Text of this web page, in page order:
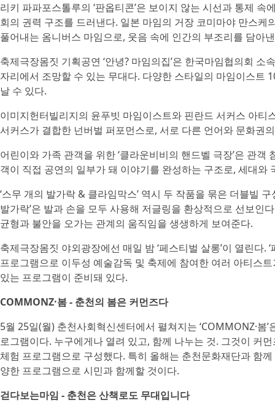
리키 파파포스톨루의 ‘판옵티콘’은 보이지 않는 시선과 통제
회의 권력 구조를 드러낸다. 일본 마임의 거장 코미마야 만스케
풀어내는 옴니버스 마임으로, 웃음 속에 인간의 부조리를 담아
축제극장몸짓 기획공연 ‘안녕? 마임의집’은 한국마임협의회
자리에서 조망할 수 있는 무대다. 다양한 스타일의 마임이스트
날 수 있다.
이미지헌터빌리지의 윤푸빗 마임이스트와 핀란드 서커스 아티
서커스가 결합한 넌버벌 퍼포먼스로, 서로 다른 언어와 문화권
어린이와 가족 관객을 위한 ‘클라운비비의 핸드벨 극장’은 관
객이 직접 공연의 일부가 돼 이야기를 완성하는 구조로, 세대와
‘스무 개의 발가락 & 클라임막스’ 역시 두 작품을 묶은 더블빌
발가락’은 발과 손을 모두 사용해 저글링을 환상적으로 선보인
균형과 불안을 오가는 관계의 움직임을 생생하게 보여준다.
축제극장몸짓 야외광장에선 매일 밤 ‘페스티벌 살롱’이 열린다
프로그램으로 이두성 예술감독 및 축제에 참여한 여러 아티스
있는 프로그램이 준비돼 있다.
COMMONZ·봄 - 춘천의 봄은 커먼즈다
5월 25일(월) 춘천사회혁신센터에서 펼쳐지는 ‘COMMONZ·
로그램이다. 누구에게나 열려 있고, 함께 나누는 것. 그것이 커
체험 프로그램으로 구성했다. 특히 올해는 춘천문화재단과 함
양한 프로그램으로 시민과 함께할 것이다.
걷다보는마임 - 춘천은 산책로도 무대입니다